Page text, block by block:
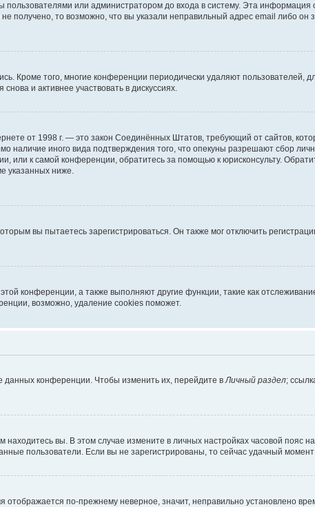
или администратором до входа в систему. Эта информация
то возможно, что вы указали неправильный адрес email либо он
Кроме того, многие конференции периодически удаляют
и активнее участвовать в дискуссиях.
от 1998 г. — это закон Соединённых Штатов, требующий от сайтов,
наличие иного вида подтверждения того, что опекуны разрешают сбор
или к самой конференции, обратитесь за помощью к юрисконсульту.
указанных ниже.
вы пытаетесь зарегистрироваться. Он также мог отключить
конференции, а также выполняют другие функции, такие как
возможно, удаление cookies поможет.
данных конференции. Чтобы изменить их, перейдите вЛичный раздел;
вы. В этом случае измените в личных настройках часовой пояс
пользователи. Если вы не зарегистрированы, то сейчас удачный
отображается по-прежнему неверное, значит, неправильно установлено